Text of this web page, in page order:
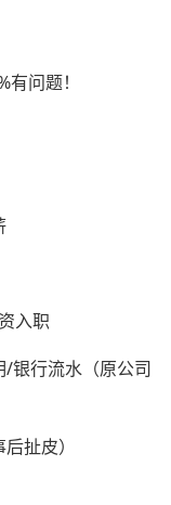
问题！
入职
/银行流水（原公司
扯皮）